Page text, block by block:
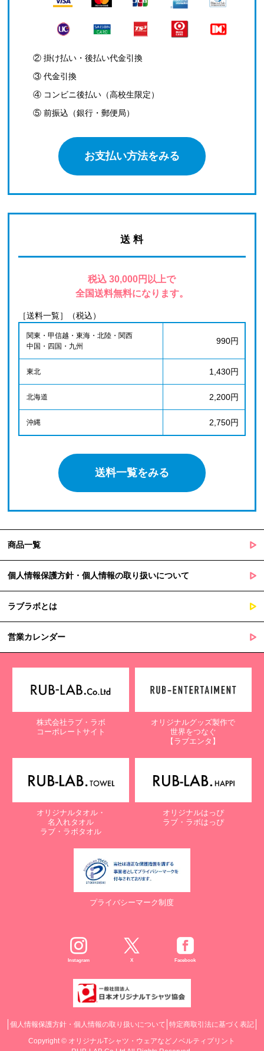
② 掛け払い・後払い代金引換
③ 代金引換
④ コンビニ後払い（高校生限定）
⑤ 前振込（銀行・郵便局）
お支払い方法をみる
送 料
税込 30,000円以上で
全国送料無料になります。
［送料一覧］（税込）
関東・甲信越・東海・北陸・関西
中国・四国・九州
990円
東北 1,430円
北海道 2,200円
沖縄 2,750円
送料一覧をみる
商品一覧
個人情報保護方針・個人情報の取り扱いについて
ラブラボとは
営業カレンダー
株式会社ラブ・ラボ
コーポレートサイト
オリジナルグッズ製作で
世界をつなぐ
【ラブエンタ】
オリジナルタオル・
名入れタオル
ラブ・ラボタオル
オリジナルはっぴ
ラブ・ラボはっぴ
プライバシーマーク制度
Instagram X Facebook
個人情報保護方針・個人情報の取り扱いについて 特定商取引法に基づく表記
Copyright © オリジナルTシャツ・ウェアなどノベルティプリント